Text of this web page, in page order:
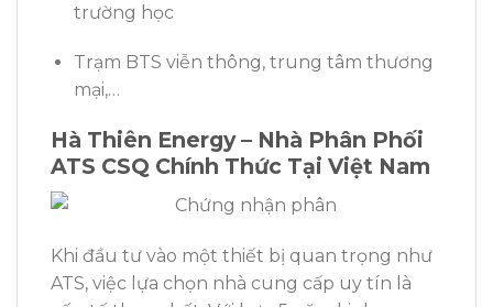
trường học
Trạm BTS viễn thông, trung tâm thương
mại,…
Hà Thiên Energy – Nhà Phân Phối
ATS CSQ Chính Thức Tại Việt Nam
Khi đầu tư vào một thiết bị quan trọng như
ATS, việc lựa chọn nhà cung cấp uy tín là